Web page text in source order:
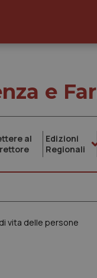
e
al
Edizioni
Regionali
vita delle persone